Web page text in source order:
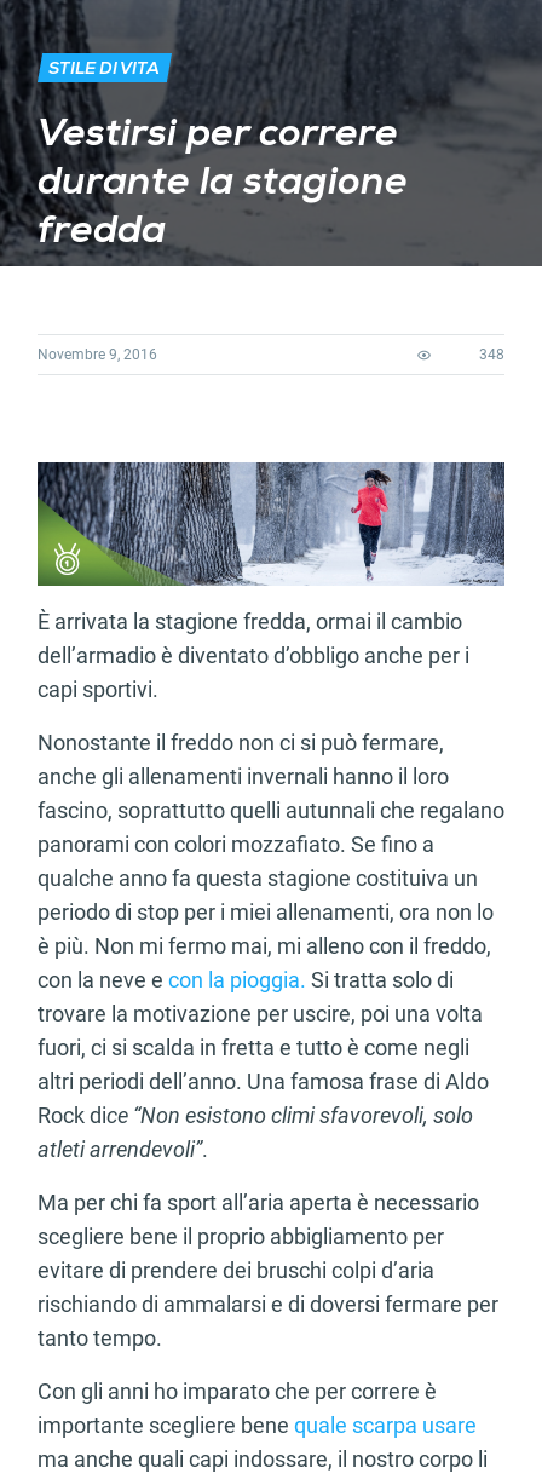
STILE DI VITA
Vestirsi per correre
durante la stagione
fredda
Novembre 9, 2016 348
È arrivata la stagione fredda, ormai il cambio
dell’armadio è diventato d’obbligo anche per i
capi sportivi.
Nonostante il freddo non ci si può fermare,
anche gli allenamenti invernali hanno il loro
fascino, soprattutto quelli autunnali che regalano
panorami con colori mozzafiato. Se fino a
qualche anno fa questa stagione costituiva un
periodo di stop per i miei allenamenti, ora non lo
è più. Non mi fermo mai, mi alleno con il freddo,
con la neve e con la pioggia. Si tratta solo di
trovare la motivazione per uscire, poi una volta
fuori, ci si scalda in fretta e tutto è come negli
altri periodi dell’anno. Una famosa frase di Aldo
Rock dice “Non esistono climi sfavorevoli, solo
atleti arrendevoli”.
Ma per chi fa sport all’aria aperta è necessario
scegliere bene il proprio abbigliamento per
evitare di prendere dei bruschi colpi d’aria
rischiando di ammalarsi e di doversi fermare per
tanto tempo.
Con gli anni ho imparato che per correre è
importante scegliere bene quale scarpa usare
ma anche quali capi indossare, il nostro corpo li